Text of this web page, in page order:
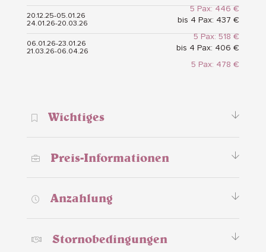
5 Pax: 446 €
20.12.25-05.01.26
24.01.26-20.03.26
bis 4 Pax: 437 €
5 Pax: 518 €
06.01.26-23.01.26
21.03.26-06.04.26
bis 4 Pax: 406 €
5 Pax: 478 €
Wichtiges
Preis-Informationen
Anzahlung
Stornobedingungen